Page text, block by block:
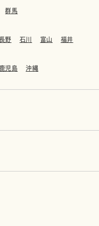
群馬
野 石川 富山 福井
児島 沖縄